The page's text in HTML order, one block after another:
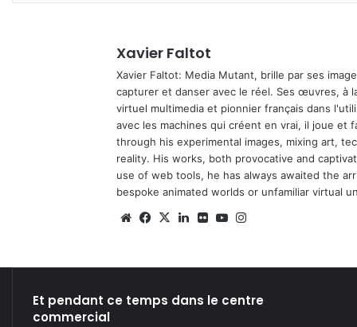
Xavier Faltot
Xavier Faltot: Media Mutant, brille par ses
capturer et danser avec le réel. Ses œuvres, à
virtuel multimedia et pionnier français dans
avec les machines qui créent en vrai, il joue et
through his experimental images, mixing art,
reality. His works, both provocative and
use of web tools, he has always awaited the
bespoke animated worlds or unfamiliar virtual
We Fa
X
Lin Fli Yo
Et pendant ce temps dans le centre
commercial